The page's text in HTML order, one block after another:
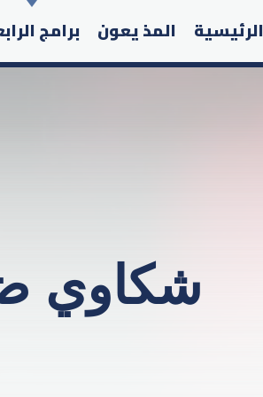
الرئيسية المذ يعون برامج
شكاوي ضد